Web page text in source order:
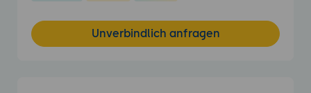
Unverbindlich anfragen